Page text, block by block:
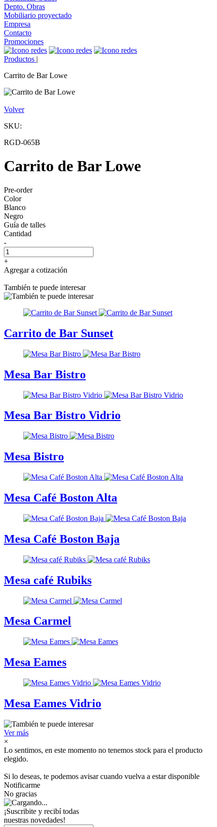
Depto. Obras
Mobiliario proyectado
Empresa
Contacto
Promociones
Productos |
Carrito de Bar Lowe
Volver
SKU:
RGD-065B
Carrito de Bar Lowe
Pre-order
Color
Blanco
Negro
Guía de talles
Cantidad
-
+
Agregar a cotización
También te puede interesar
Carrito de Bar Sunset
Mesa Bar Bistro
Mesa Bar Bistro Vidrio
Mesa Bistro
Mesa Café Boston Alta
Mesa Café Boston Baja
Mesa café Rubiks
Mesa Carmel
Mesa Eames
Mesa Eames Vidrio
Ver más
×
Lo sentimos, en este momento no tenemos stock para el producto
elegido.
Si lo deseas, te podemos avisar cuando vuelva a estar disponible
Notificarme
No gracias
¡Suscribite y recibí todas
nuestras novedades!